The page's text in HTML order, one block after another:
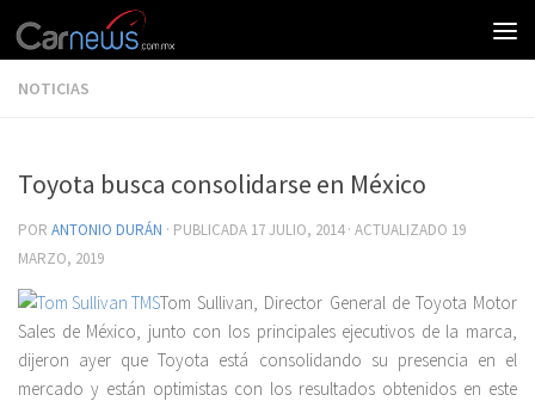
NOTICIAS
Toyota busca consolidarse en México
POR ANTONIO DURÁN · PUBLICADA 17 JULIO, 2014· ACTUALIZADO 19
MARZO, 2019
Tom Sullivan, Director General de Toyota Motor
Sales de México, junto con los principales ejecutivos de la marca,
dijeron ayer que Toyota está consolidando su presencia en el
mercado y están optimistas con los resultados obtenidos en este